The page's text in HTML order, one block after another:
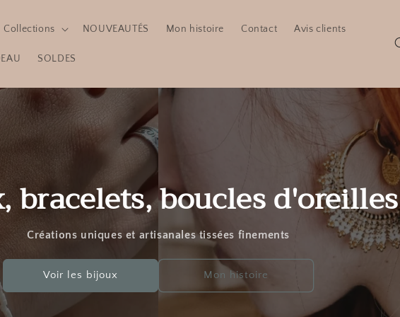
Collections NOUVEAUTÉS Mon histoire Contact Avis clients
SOLDES
bracelets, boucles d'oreilles
Créations uniques et artisanales tissées finements
Voir les bijoux Mon histoire